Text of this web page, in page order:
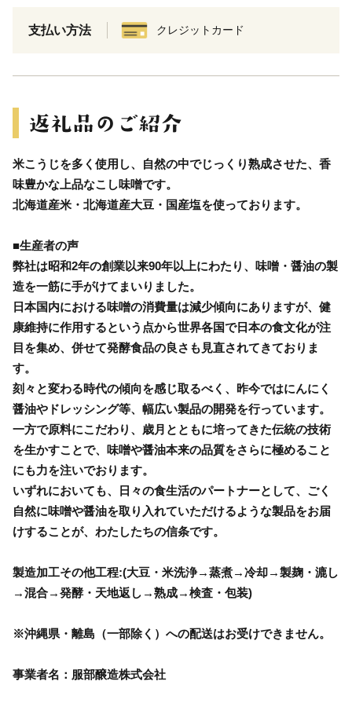
支払い方法 クレジットカード
米こうじを多く使用し、自然の中でじっくり熟成させた、香
味豊かな上品なこし味噌です。
北海道産米・北海道産大豆・国産塩を使っております。
■生産者の声
弊社は昭和2年の創業以来90年以上にわたり、味噌・醤油の製
造を一筋に手がけてまいりました。
日本国内における味噌の消費量は減少傾向にありますが、健
康維持に作用するという点から世界各国で日本の食文化が注
目を集め、併せて発酵食品の良さも見直されてきておりま
す。
刻々と変わる時代の傾向を感じ取るべく、昨今ではにんにく
醤油やドレッシング等、幅広い製品の開発を行っています。
一方で原料にこだわり、歳月とともに培ってきた伝統の技術
を生かすことで、味噌や醤油本来の品質をさらに極めること
にも力を注いでおります。
いずれにおいても、日々の食生活のパートナーとして、ごく
自然に味噌や醤油を取り入れていただけるような製品をお届
けすることが、わたしたちの信条です。
製造加工その他工程:(大豆・米洗浄→蒸煮→冷却→製麹・漉し
→混合→発酵・天地返し→熟成→検査・包装)
※沖縄県・離島（一部除く）への配送はお受けできません。
事業者名：服部醸造株式会社